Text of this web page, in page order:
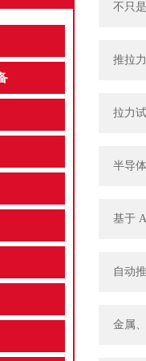
不只
推拉
拉力
半导
基于
自动
金属